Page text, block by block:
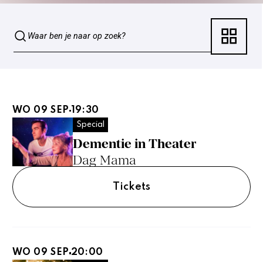
Dementie in Theater
Dag Mama
Special
Tickets
WO 09 SEP 19:30
WO 09 SEP 20:00